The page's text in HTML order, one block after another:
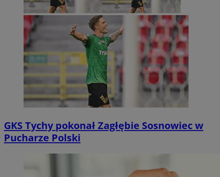
GKS Tychy pokonał Zagłębie Sosnowiec w
Pucharze Polski